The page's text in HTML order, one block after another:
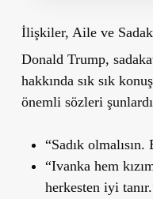
İlişkiler, Aile ve
Donald Trump,
hakkında sık sık
önemli sözleri
“Sadık olmalısın.
“Ivanka hem
herkesten iyi